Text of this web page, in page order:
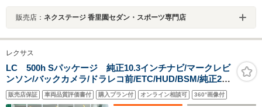
販売店： ネクステージ 香里園セダン・スポーツ専門店
レクサス
LC 500h Sパッケージ 純正10.3インチナビ/マークレビ
ンソン/バックカメラ/ドラレコ前/ETC/HUD/BSM/純正21
インチアルミホイール/サイドステップガード/シートヒー
ター/エアシート/LKA/純正フロアマット
販売店保証 車両品質評価書付 購入プラン付 オンライン相談可 360°画像付